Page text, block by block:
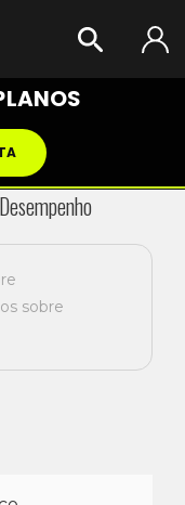
sobre